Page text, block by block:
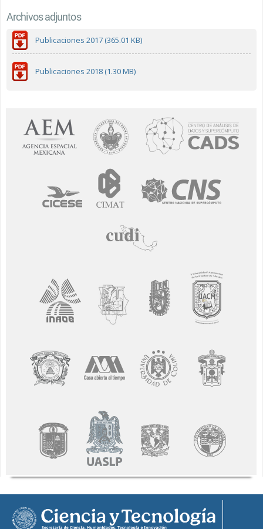
Archivos adjuntos
Publicaciones 2017 (365.01 KB)
Publicaciones 2018 (1.30 MB)